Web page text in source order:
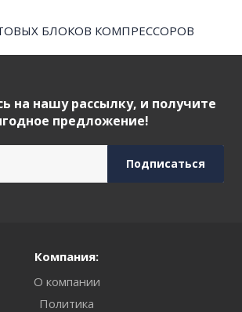
на нашу рассылку, и получите
предложение!
Компания:
О компании
Политика